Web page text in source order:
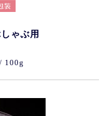
ゃぶ用
/ 100g